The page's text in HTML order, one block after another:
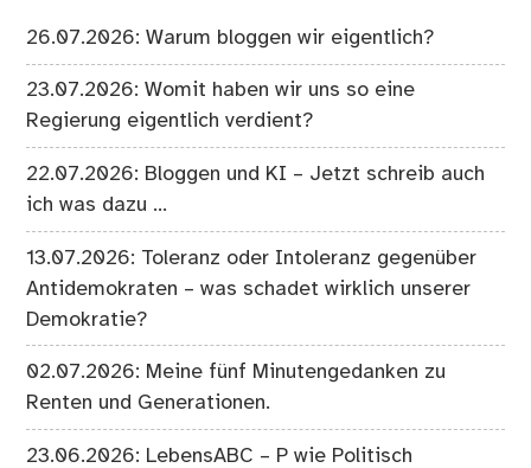
26.07.2026: Warum bloggen wir eigentlich?
23.07.2026: Womit haben wir uns so eine
Regierung eigentlich verdient?
22.07.2026: Bloggen und KI – Jetzt schreib auch
ich was dazu …
13.07.2026: Toleranz oder Intoleranz gegenüber
Antidemokraten – was schadet wirklich unserer
Demokratie?
02.07.2026: Meine fünf Minutengedanken zu
Renten und Generationen.
23.06.2026: LebensABC – P wie Politisch